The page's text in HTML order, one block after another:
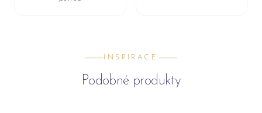
INSPIRACE
Podobné produkty